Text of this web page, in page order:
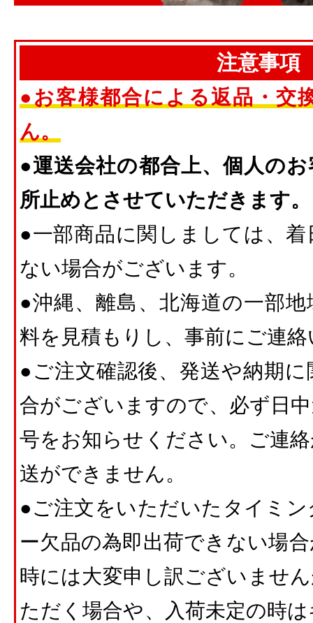
注意事項
●お客様都合による返品・交
ん。
●運送会社の都合上、個人の
所止めとさせていただきます。
●一部商品に関しましては、
ない場合がございます。
●沖縄、離島、北海道の一部
料を見積もりし、事前にご連
●ご注文確認後、発送や納期
合がございますので、必ず日
号をお知らせください。ご連
送ができません。
●ご注文をいただいたタイミ
ー欠品の為即出荷できない場
時には大変申し訳ございませ
ただく場合や、入荷未定の時